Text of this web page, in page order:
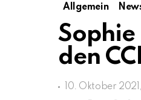
Allgemein
Sophie
den
10. Oktober 2021,